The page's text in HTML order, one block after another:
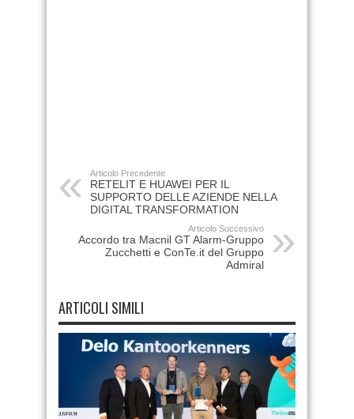
Articolo Precedente
RETELIT E HUAWEI PER IL
SUPPORTO DELLE AZIENDE NELLA
DIGITAL TRANSFORMATION
Articolo Successivo
Accordo tra Macnil GT Alarm-Gruppo
Zucchetti e ConTe.it del Gruppo
Admiral
ARTICOLI SIMILI